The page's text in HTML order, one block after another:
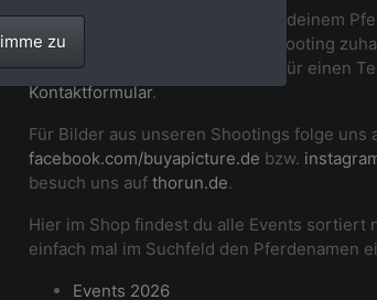
Professionelle Fotos von dir und deinem
Momenten auf Turnier und im Shooting
Pferd in Szene. Setz dich gerne für einen
Kontaktformular.
Für Bilder aus unseren Shootings folge uns
facebook.com/buyapicture.de bzw.
besuch uns auf thorun.de.
Hier im Shop findest du alle Events sortiert
einfach mal im Suchfeld den Pferdenamen
Events 2026
zu